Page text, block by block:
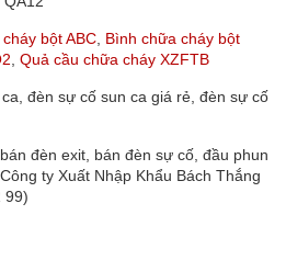
bột ABC Bình chữa cháy bột
Quả cầu chữa cháy XZFTB
đèn sự cố sun ca giá rẻ, đèn sự cố
đèn exit, bán đèn sự cố, đầu phun
ty Xuất Nhập Khẩu Bách Thắng
99)